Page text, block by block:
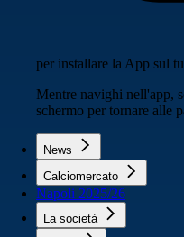
per installare la App sul
Mentre navighi nell'app,
schermo per tornare alle
News
Calciomercato
Napoli 2025/26
La società